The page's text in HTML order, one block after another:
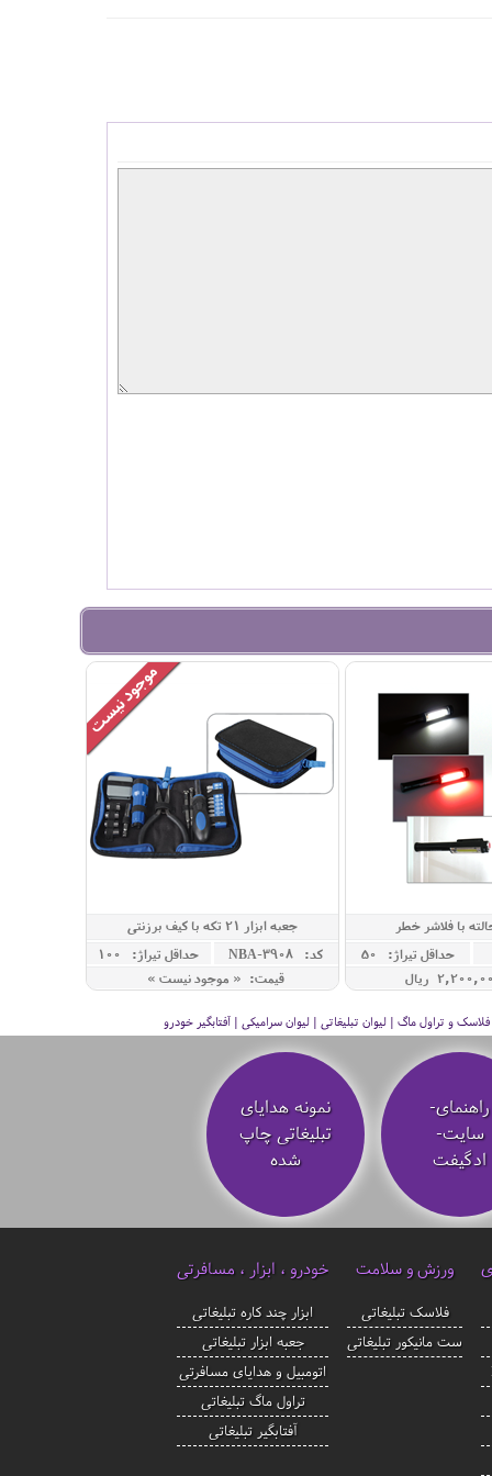
با فلاشر خطر
حداقل تيراژ: 50
جعبه ابزار 21 تکه با کیف برزنتی
کد: NBA-3908
حداقل تيراژ: 100
قیمت: « موجود نیست »
و تراول ماگ | لیوان تبلیغاتی | لیوان سرامیکی | آفتابگیر خودرو
راهنمای-
سایت-
ادگیفت
نمونه هدایای
تبلیغاتی چاپ
شده
ورزش و سلامت
فلاسک تبلیغاتی
ست مانیکور تبلیغاتی
خودرو ، ابزار ، مسافرتی
ابزار چند کاره تبلیغاتی
جعبه ابزار تبلیغاتی
اتومبیل و هدایای مسافرتی
تراول ماگ تبلیغاتی
آفتابگیر تبلیغاتی